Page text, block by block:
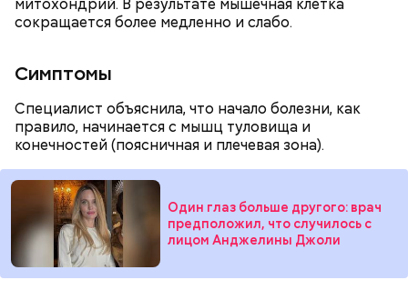
митохондрий. В результате мышечная клетка
сокращается более медленно и слабо.
Симптомы
Специалист объяснила, что начало болезни, как
правило, начинается с мышц туловища и
конечностей (поясничная и плечевая зона).
Один глаз больше другого: врач
предположил, что случилось с
лицом Анджелины Джоли
кабачок;
лук;
растительное масло;
соль, перец по вкусу;
свежий базилик;
сливки жирностью 20 процентов.
— Она должна приятно пахнуть. Если дыня не
пахнет, значит, ее созревание ускорили или
сорвали недозревшей. Она может быть мягкой, но
будет безвкусной.